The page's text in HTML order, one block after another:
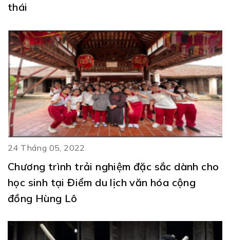
thái
24 Tháng 05, 2022
Chương trình trải nghiệm đặc sắc dành cho
học sinh tại Điểm du lịch văn hóa cộng
đồng Hùng Lô